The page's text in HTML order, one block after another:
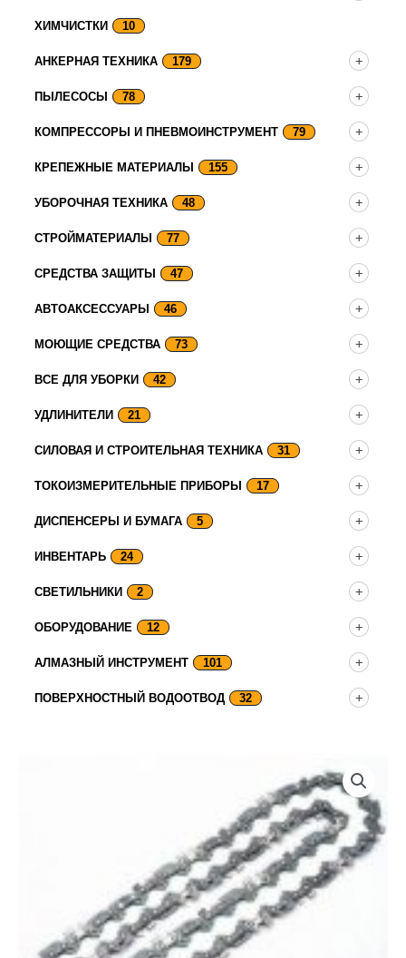
ХИМЧИСТКИ 10
АНКЕРНАЯ ТЕХНИКА 179
ПЫЛЕСОСЫ 78
КОМПРЕССОРЫ И ПНЕВМОИНСТРУМЕНТ 79
КРЕПЕЖНЫЕ МАТЕРИАЛЫ 155
УБОРОЧНАЯ ТЕХНИКА 48
СТРОЙМАТЕРИАЛЫ 77
СРЕДСТВА ЗАЩИТЫ 47
АВТОАКСЕССУАРЫ 46
МОЮЩИЕ СРЕДСТВА 73
ВСЕ ДЛЯ УБОРКИ 42
УДЛИНИТЕЛИ 21
СИЛОВАЯ И СТРОИТЕЛЬНАЯ ТЕХНИКА 31
ТОКОИЗМЕРИТЕЛЬНЫЕ ПРИБОРЫ 17
ДИСПЕНСЕРЫ И БУМАГА 5
ИНВЕНТАРЬ 24
СВЕТИЛЬНИКИ 2
ОБОРУДОВАНИЕ 12
АЛМАЗНЫЙ ИНСТРУМЕНТ 101
ПОВЕРХНОСТНЫЙ ВОДООТВОД 32